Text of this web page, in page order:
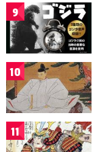
9
10
11